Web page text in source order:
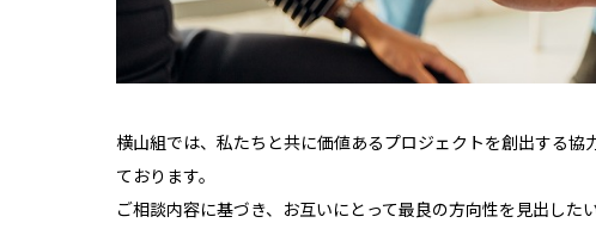
横山組では、私たちと共に価値あるプロジェクトを創出する
ております。
ご相談内容に基づき、お互いにとって最良の方向性を見出した